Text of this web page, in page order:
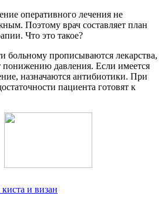
оперативного лечения не
Поэтому врач составляет план
Что это такое?
больному прописываются лекарства,
понижению давления. Если имеется
назначаются антибиотики. При
пациента готовят к
и визан